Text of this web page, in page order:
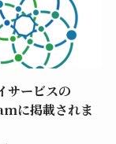
サービスの
に掲載されま